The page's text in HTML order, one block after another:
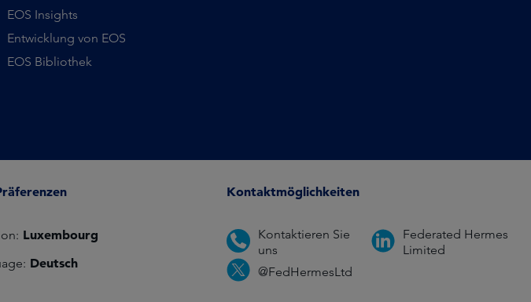
EOS Insights
Entwicklung von EOS
EOS Bibliothek
Luxembourg
Deutsch
Kontaktmöglichkeiten
Kontaktieren Sie
uns
Federated Hermes
Limited
@FedHermesLtd